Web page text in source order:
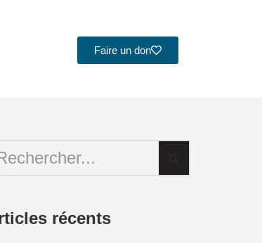
Faire un don
récents